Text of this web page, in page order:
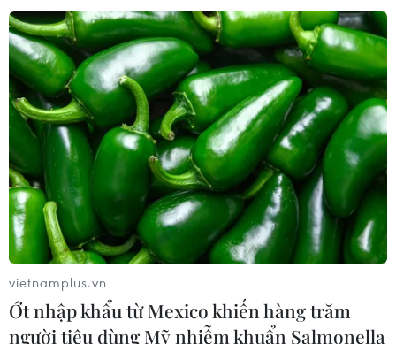
đội Biên phòng tỉnh Đắk Lắk đã thực hiện các chương
trình “Con nuôi Đồn Biên phòng” và “Nâng bước em
đến trường."
vietnamplus.vn
Ớt nhập khẩu từ Mexico khiến hàng trăm
người tiêu dùng Mỹ nhiễm khuẩn Salmonella